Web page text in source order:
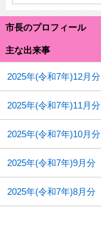
市長のプロフィール
主な出来事
2025年(令和7年)12月分
2025年(令和7年)11月分
2025年(令和7年)10月分
2025年(令和7年)9月分
2025年(令和7年)8月分